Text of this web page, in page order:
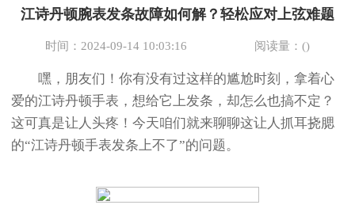
江诗丹顿腕表发条故障如何解？轻松应对上弦难题
时间：2024-09-14 10:03:16 阅读量：()
嘿，朋友们！你有没有过这样的尴尬时刻，拿着心
爱的江诗丹顿手表，想给它上发条，却怎么也搞不定？
这可真是让人头疼！今天咱们就来聊聊这让人抓耳挠腮
的“江诗丹顿手表发条上不了”的问题。